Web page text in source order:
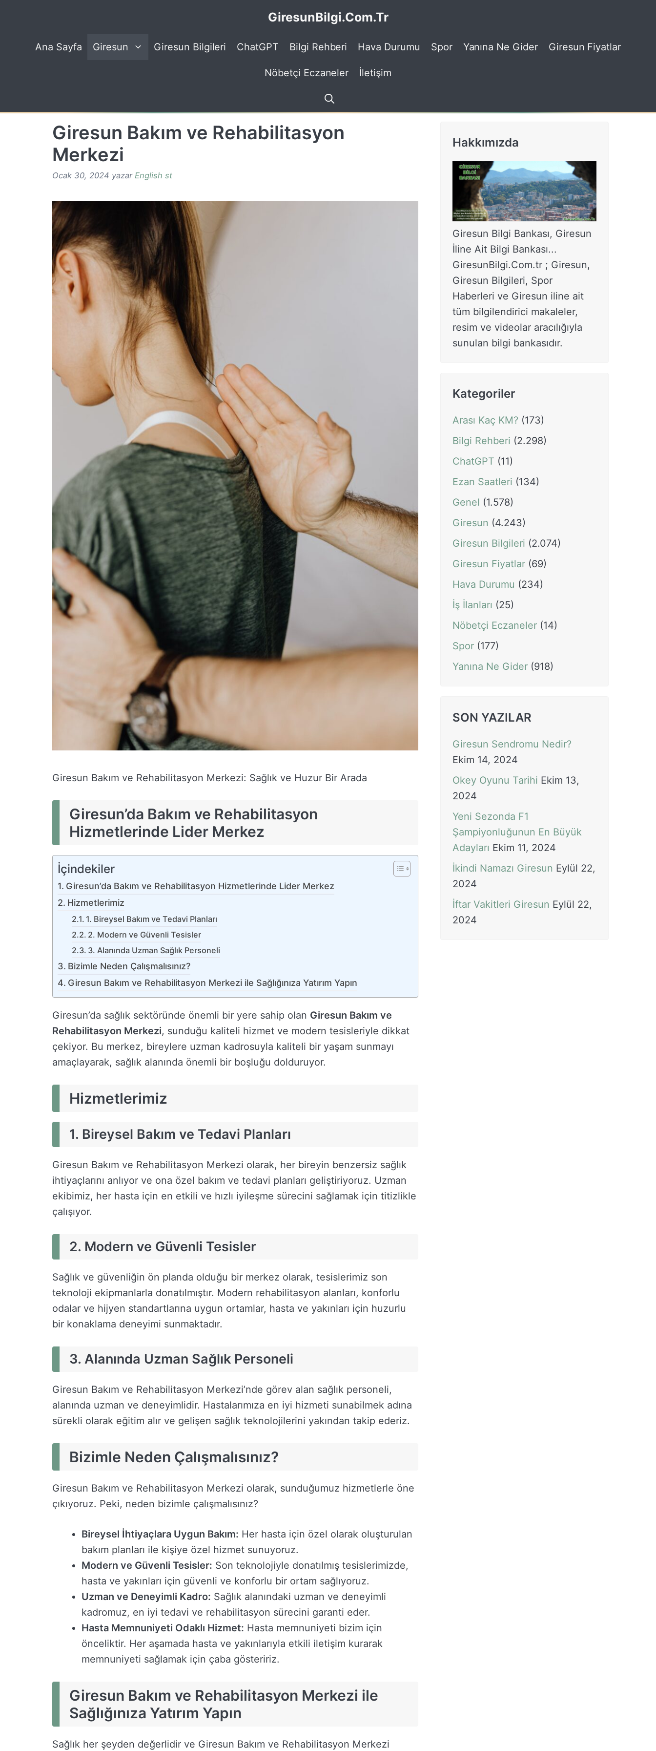
GiresunBilgi.Com.Tr
Ana Sayfa Giresun Giresun Bilgileri ChatGPT Bilgi Rehberi Hava Durumu Spor Yanına Ne Gider Giresun Fiyatlar
Nöbetçi Eczaneler İletişim
Giresun Bakım ve Rehabilitasyon
Merkezi
Ocak 30, 2024 yazar English st
Giresun Bakım ve Rehabilitasyon Merkezi: Sağlık ve Huzur Bir Arada
Giresun’da Bakım ve Rehabilitasyon
Hizmetlerinde Lider Merkez
İçindekiler
Giresun’da Bakım ve Rehabilitasyon Hizmetlerinde Lider Merkez
Hizmetlerimiz
1. Bireysel Bakım ve Tedavi Planları
2. Modern ve Güvenli Tesisler
3. Alanında Uzman Sağlık Personeli
Bizimle Neden Çalışmalısınız?
Giresun Bakım ve Rehabilitasyon Merkezi ile Sağlığınıza Yatırım Yapın
Giresun’da sağlık sektöründe önemli bir yere sahip olan Giresun Bakım ve
Rehabilitasyon Merkezi, sunduğu kaliteli hizmet ve modern tesisleriyle dikkat
çekiyor. Bu merkez, bireylere uzman kadrosuyla kaliteli bir yaşam sunmayı
amaçlayarak, sağlık alanında önemli bir boşluğu dolduruyor.
Hizmetlerimiz
1. Bireysel Bakım ve Tedavi Planları
Giresun Bakım ve Rehabilitasyon Merkezi olarak, her bireyin benzersiz sağlık
ihtiyaçlarını anlıyor ve ona özel bakım ve tedavi planları geliştiriyoruz. Uzman
ekibimiz, her hasta için en etkili ve hızlı iyileşme sürecini sağlamak için titizlikle
çalışıyor.
2. Modern ve Güvenli Tesisler
Sağlık ve güvenliğin ön planda olduğu bir merkez olarak, tesislerimiz son
teknoloji ekipmanlarla donatılmıştır. Modern rehabilitasyon alanları, konforlu
odalar ve hijyen standartlarına uygun ortamlar, hasta ve yakınları için huzurlu
bir konaklama deneyimi sunmaktadır.
3. Alanında Uzman Sağlık Personeli
Giresun Bakım ve Rehabilitasyon Merkezi’nde görev alan sağlık personeli,
alanında uzman ve deneyimlidir. Hastalarımıza en iyi hizmeti sunabilmek adına
sürekli olarak eğitim alır ve gelişen sağlık teknolojilerini yakından takip ederiz.
Bizimle Neden Çalışmalısınız?
Giresun Bakım ve Rehabilitasyon Merkezi olarak, sunduğumuz hizmetlerle öne
çıkıyoruz. Peki, neden bizimle çalışmalısınız?
Bireysel İhtiyaçlara Uygun Bakım: Her hasta için özel olarak oluşturulan
bakım planları ile kişiye özel hizmet sunuyoruz.
Modern ve Güvenli Tesisler: Son teknolojiyle donatılmış tesislerimizde,
hasta ve yakınları için güvenli ve konforlu bir ortam sağlıyoruz.
Uzman ve Deneyimli Kadro: Sağlık alanındaki uzman ve deneyimli
kadromuz, en iyi tedavi ve rehabilitasyon sürecini garanti eder.
Hasta Memnuniyeti Odaklı Hizmet: Hasta memnuniyeti bizim için
önceliktir. Her aşamada hasta ve yakınlarıyla etkili iletişim kurarak
memnuniyeti sağlamak için çaba gösteririz.
Giresun Bakım ve Rehabilitasyon Merkezi ile
Sağlığınıza Yatırım Yapın
Sağlık her şeyden değerlidir ve Giresun Bakım ve Rehabilitasyon Merkezi
Hakkımızda
Giresun Bilgi Bankası, Giresun
İline Ait Bilgi Bankası...
GiresunBilgi.Com.tr ; Giresun,
Giresun Bilgileri, Spor
Haberleri ve Giresun iline ait
tüm bilgilendirici makaleler,
resim ve videolar aracılığıyla
sunulan bilgi bankasıdır.
Kategoriler
Arası Kaç KM? (173)
Bilgi Rehberi (2.298)
ChatGPT (11)
Ezan Saatleri (134)
Genel (1.578)
Giresun (4.243)
Giresun Bilgileri (2.074)
Giresun Fiyatlar (69)
Hava Durumu (234)
İş İlanları (25)
Nöbetçi Eczaneler (14)
Spor (177)
Yanına Ne Gider (918)
SON YAZILAR
Giresun Sendromu Nedir?
Ekim 14, 2024
Okey Oyunu Tarihi Ekim 13,
2024
Yeni Sezonda F1
Şampiyonluğunun En Büyük
Adayları Ekim 11, 2024
İkindi Namazı Giresun Eylül 22,
2024
İftar Vakitleri Giresun Eylül 22,
2024